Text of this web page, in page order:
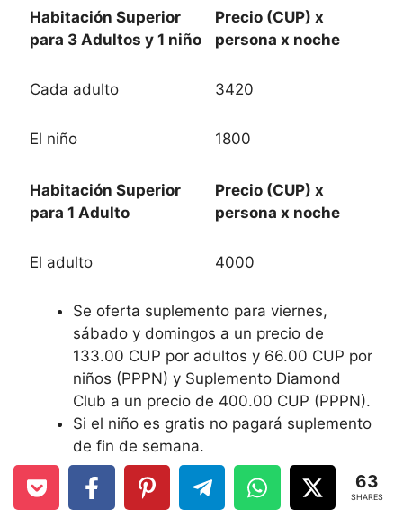
Habitación Superior
para 3 Adultos y 1 niño
Precio (CUP) x
persona x noche
Cada adulto 3420
El niño 1800
Habitación Superior
para 1 Adulto
Precio (CUP) x
persona x noche
El adulto 4000
Se oferta suplemento para viernes,
sábado y domingos a un precio de
133.00 CUP por adultos y 66.00 CUP por
niños (PPPN) y Suplemento Diamond
Club a un precio de 400.00 CUP (PPPN).
Si el niño es gratis no pagará suplemento
de fin de semana.
Solo se venderá la habitación
monoparental hasta 30 de abril.
63
SHARES